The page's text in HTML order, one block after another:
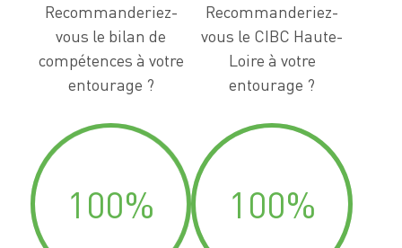
Recommanderiez-
vous le bilan de
compétences à votre
entourage ?
100%
Recommanderiez-
vous le CIBC Haute-
Loire à votre
entourage ?
100%